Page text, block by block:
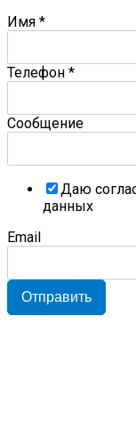
Имя *
Телефон *
Сообщение
Даю
данных
Email
Отправить